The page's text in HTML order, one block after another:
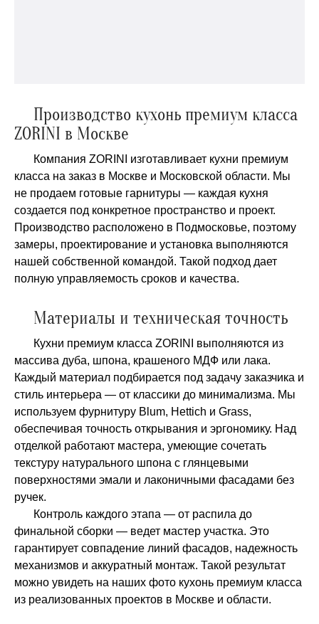
Производство кухонь премиум класса
ZORINI в Москве
Компания ZORINI изготавливает кухни премиум
класса на заказ в Москве и Московской области. Мы
не продаем готовые гарнитуры — каждая кухня
создается под конкретное пространство и проект.
Производство расположено в Подмосковье, поэтому
замеры, проектирование и установка выполняются
нашей собственной командой. Такой подход дает
полную управляемость сроков и качества.
Материалы и техническая точность
Кухни премиум класса ZORINI выполняются из
массива дуба, шпона, крашеного МДФ или лака.
Каждый материал подбирается под задачу заказчика и
стиль интерьера — от классики до минимализма. Мы
используем фурнитуру Blum, Hettich и Grass,
обеспечивая точность открывания и эргономику. Над
отделкой работают мастера, умеющие сочетать
текстуру натурального шпона с глянцевыми
поверхностями эмали и лаконичными фасадами без
ручек.
Контроль каждого этапа — от распила до
финальной сборки — ведет мастер участка. Это
гарантирует совпадение линий фасадов, надежность
механизмов и аккуратный монтаж. Такой результат
можно увидеть на наших фото кухонь премиум класса
из реализованных проектов в Москве и области.